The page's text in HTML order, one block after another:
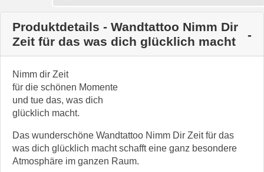
Produktdetails - Wandtattoo Nimm Dir
Zeit für das was dich glücklich macht
Nimm dir Zeit
für die schönen Momente
und tue das, was dich
glücklich macht.
Das wunderschöne Wandtattoo Nimm Dir Zeit für das
was dich glücklich macht schafft eine ganz besondere
Atmosphäre im ganzen Raum.